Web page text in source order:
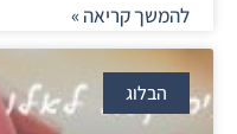
להמשך קריאה »
הבלוג